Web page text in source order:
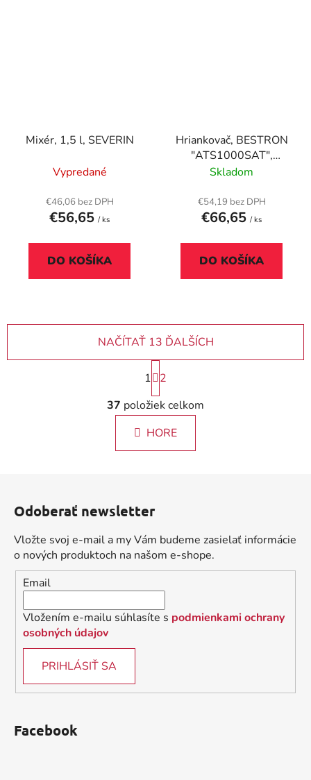
Mixér, 1,5 l, SEVERIN
Vypredané
€46,06 bez DPH
€56,65 / ks
DO KOŠÍKA
Hriankovač, BESTRON
"ATS1000SAT",
saténová
Skladom
€54,19 bez DPH
€66,65 / ks
DO KOŠÍKA
O
v
l
á
d
e
p
r
v
k
y
v
ý
NAČÍTAŤ 13 ĎALŠÍCH
S
t
r
á
n
k
e
1
2
37 položiek celkom
HORE
Odoberať newsletter
Vložte svoj e-mail a my Vám budeme zasielať informácie
o nových produktoch na našom e-shope.
Email
Vložením e-mailu súhlasíte s podmienkami ochrany
osobných údajov
PRIHLÁSIŤ SA
Facebook